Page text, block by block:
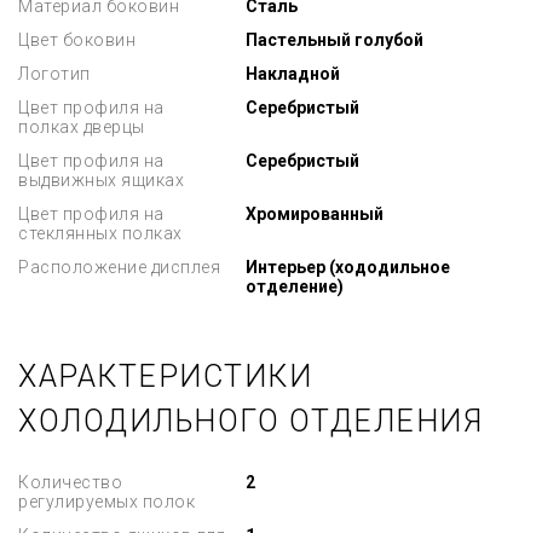
Материал боковин
Сталь
Цвет боковин
Пастельный голубой
Логотип
Накладной
Цвет профиля на
полках дверцы
Серебристый
Цвет профиля на
выдвижных ящиках
Серебристый
Цвет профиля на
стеклянных полках
Хромированный
Расположение дисплея
Интерьер (хододильное
отделение)
ХАРАКТЕРИСТИКИ
ХОЛОДИЛЬНОГО ОТДЕЛЕНИЯ
Количество
регулируемых полок
2